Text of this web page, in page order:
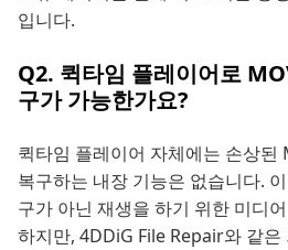
입니다.
Q2. 퀵타임 플레이어로
구가 가능한가요?
퀵타임 플레이어 자체에는 손상된
복구하는 내장 기능은 없습니다.
구가 아닌 재생을 하기 위한 미디
하지만, 4DDiG File Repair와 같